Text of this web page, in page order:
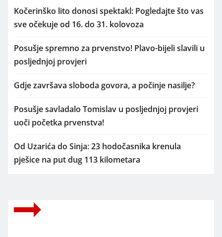
Kočerinško lito donosi spektakl: Pogledajte što vas
sve očekuje od 16. do 31. kolovoza
Posušje spremno za prvenstvo! Plavo-bijeli slavili u
posljednjoj provjeri
Gdje završava sloboda govora, a počinje nasilje?
Posušje savladalo Tomislav u posljednjoj provjeri
uoči početka prvenstva!
Od Uzarića do Sinja: 23 hodočasnika krenula
pješice na put dug 113 kilometara